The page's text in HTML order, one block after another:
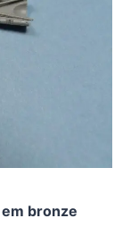
bronze